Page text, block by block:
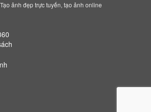
ảnh đẹp trực tuyến, tạo ảnh online